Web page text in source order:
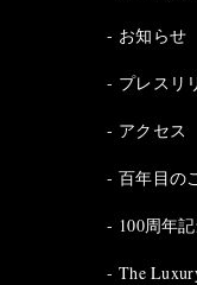
お知らせ
プレスリ
アクセス
百年目の
100周年
The